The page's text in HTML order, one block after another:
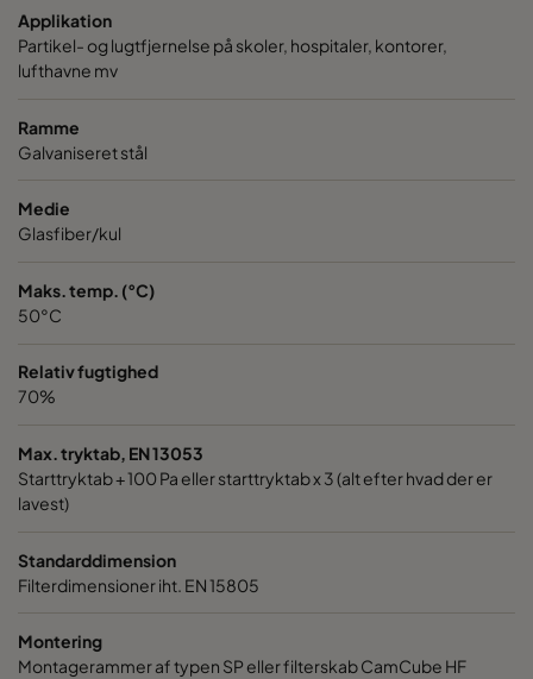
Applikation
Partikel- og lugtfjernelse på skoler, hospitaler, kontorer,
lufthavne mv
Ramme
Galvaniseret stål
Medie
Glasfiber/kul
Maks. temp. (°C)
50°C
Relativ fugtighed
70%
Max. tryktab, EN 13053
Starttryktab + 100 Pa eller starttryktab x 3 (alt efter hvad der er
lavest)
Standarddimension
Filterdimensioner iht. EN 15805
Montering
Montagerammer af typen SP eller filterskab CamCube HF